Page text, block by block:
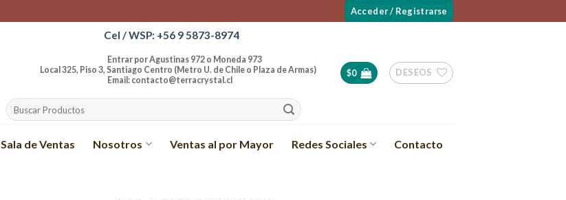
Acceder / Registrarse
Cel / WSP: +56 9 5873-8974
Entrar por Agustinas 972 o Moneda 973
Local 325, Piso 3, Santiago Centro (Metro U. de Chile o Plaza de Armas)
Email: contacto@terracrystal.cl
Buscar
por:
$0 DESEOS
Sala de Ventas Nosotros Ventas al por Mayor Redes Sociales Contacto